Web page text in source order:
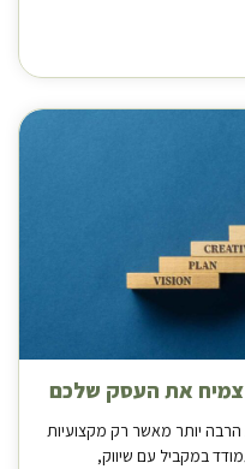
את העסק שלכם
יותר מאשר רק מקצועיות
במקביל עם שיווק,